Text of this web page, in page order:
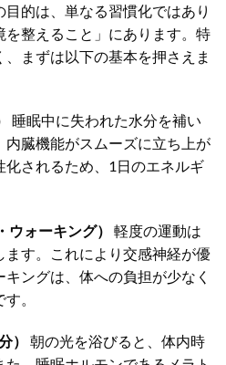
的は、単なる習慣化ではあり
を整えること」にあります。特
まずは以下の基本を押さえま
睡眠中に失われた水分を補い
内臓機能がスムーズに立ち上が
化されるため、1日のエネルギ
ォーキング）
軽度の運動は
す。これにより交感神経が優
ングは、体への負担が少なく
。
）
朝の光を浴びると、体内時